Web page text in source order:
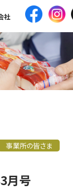
社
事業所の皆さま
月号